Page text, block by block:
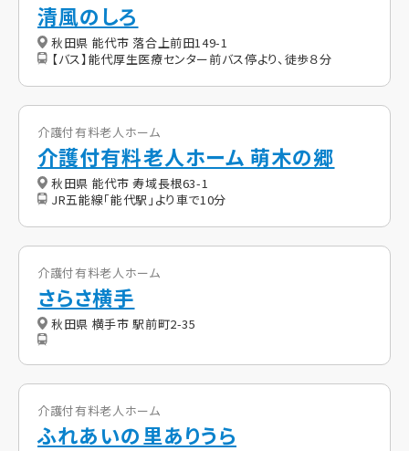
清風のしろ
秋田県 能代市 落合上前田149-1
【バス】能代厚生医療センター前バス停より、徒歩８分
介護付有料老人ホーム
介護付有料老人ホーム 萌木の郷
秋田県 能代市 寿域長根63-1
JR五能線「能代駅」より車で10分
介護付有料老人ホーム
さらさ横手
秋田県 横手市 駅前町2-35
介護付有料老人ホーム
ふれあいの里ありうら